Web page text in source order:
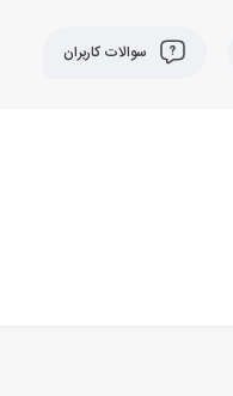
سوالات کاربران